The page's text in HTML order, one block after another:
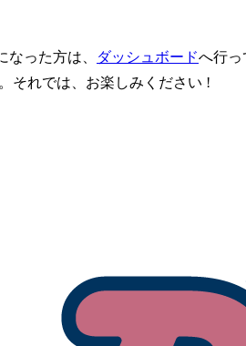
なった方は、 ダッシュボードへ行っ
それでは、お楽しみください !